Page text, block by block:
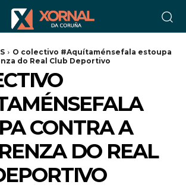
O colectivo #Aquítaménsefala estoupa
do Real Club Deportivo
CONTRA A
DO REAL